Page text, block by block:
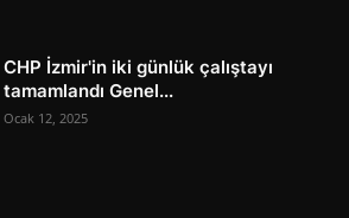
CHP İzmir'in iki günlük çalıştayı
tamamlandı Genel...
Ocak 12, 2025